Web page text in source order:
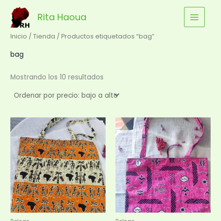
contenido
Rita Haoua
Inicio /Tienda / Productos etiquetados “bag”
bag
Mostrando los 10 resultados
alto